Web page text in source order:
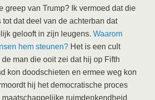
greep van Trump? Ik vermoed dat die
tot dat deel van de achterban dat
gelooft in zijn leugens.Waarom
hem steunen? Het is een cult
man die ooit zei dat hij op Fifth
kon doodschieten en ermee weg kon
hij het democratische proces
ruimdenkendheid